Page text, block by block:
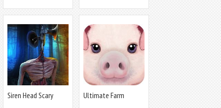
Siren Head Scary
Ultimate Farm